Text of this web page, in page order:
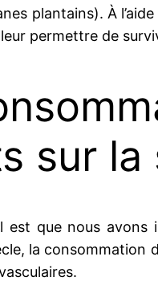
plantains). À
leur permettre de
sur la
est que nous avons
la